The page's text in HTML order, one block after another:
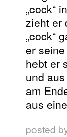
„cock“
zieht er
„cock“
er
hebt er
und aus
am
aus
posted